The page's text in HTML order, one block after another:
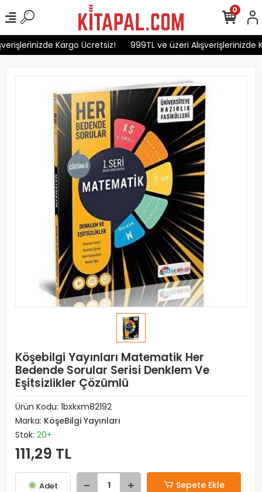
Kargo Ücretsiz! 999TL ve üzeri Alışverişlerinizde
0
Köşebilgi Yayınları Matematik Her
Bedende Sorular Serisi Denklem Ve
Eşitsizlikler Çözümlü
Ürün Kodu: 1bxkxm82192
Marka: KöşeBilgi Yayınları
Stok: 20+
111,29 TL
Adet Sepete Ekle